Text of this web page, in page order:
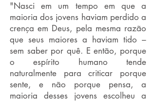
"Nasci em um tempo em que a
maioria dos jovens haviam perdido a
crença em Deus, pela mesma razão
que seus maiores a haviam tido –
sem saber por quê. E então, porque
o espírito humano tende
naturalmente para criticar porque
sente, e não porque pensa, a
maioria desses jovens escolheu a